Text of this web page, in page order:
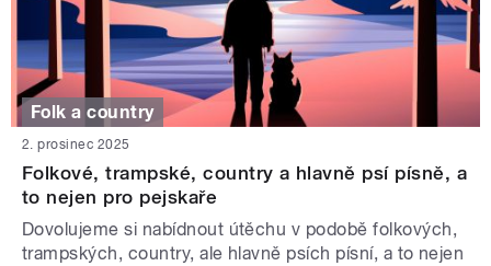
Folk a country
2. prosinec 2025
Folkové, trampské, country a hlavně psí písně, a
to nejen pro pejskaře
Dovolujeme si nabídnout útěchu v podobě folkových,
trampských, country, ale hlavně psích písní, a to nejen